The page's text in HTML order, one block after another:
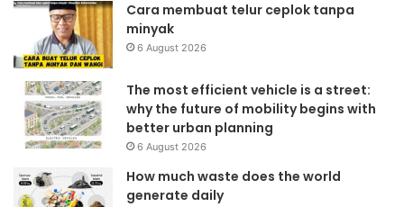
Cara membuat telur ceplok tanpa
minyak
6 August 2026
The most efficient vehicle is a street:
why the future of mobility begins with
better urban planning
6 August 2026
How much waste does the world
generate daily